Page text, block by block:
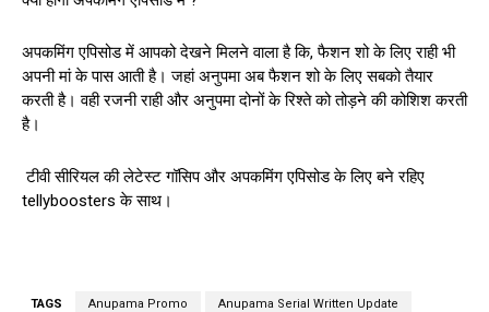
अपकमिंग एपिसोड में आपको देखने मिलने वाला है कि, फैशन शो के लिए राही भी
अपनी मां के पास आती है। जहां अनुपमा अब फैशन शो के लिए सबको तैयार
करती है। वही रजनी राही और अनुपमा दोनों के रिश्ते को तोड़ने की कोशिश करती
है।
टीवी सीरियल की लेटेस्ट गॉसिप और अपकमिंग एपिसोड के लिए बने रहिए
tellyboosters के साथ।
TAGS Anupama Promo Anupama Serial Written Update